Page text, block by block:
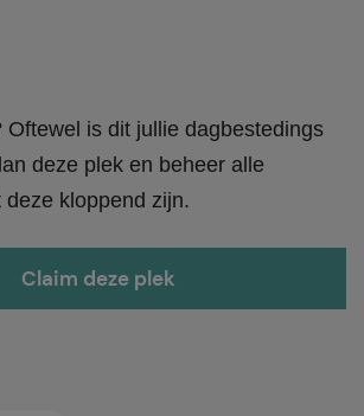
Oftewel is dit jullie dagbestedings
deze plek en beheer alle
kloppend zijn.
Claim deze plek